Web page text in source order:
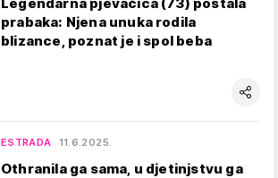
prabaka: Njena unuka rodila
blizance, poznat je i spol beba
ESTRADA 11.6.2025.
Othranila ga sama, u djetinjstvu ga